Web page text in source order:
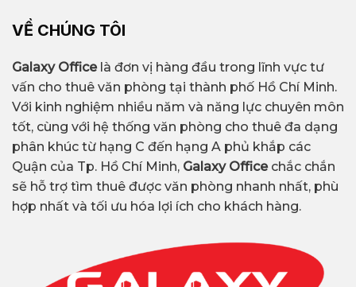
VỀ CHÚNG TÔI
Galaxy Officelà đơn vị hàng đầu trong lĩnh vực tư
vấn cho thuê văn phòng tại thành phố Hồ Chí Minh.
Với kinh nghiệm nhiều năm và năng lực chuyên môn
tốt, cùng với hệ thống văn phòng cho thuê đa dạng
phân khúc từ hạng C đến hạng A phủ khắp các
Quận của Tp. Hồ Chí Minh, Galaxy Office chắc chắn
sẽ hỗ trợ tìm thuê được văn phòng nhanh nhất, phù
hợp nhất và tối ưu hóa lợi ích cho khách hàng.